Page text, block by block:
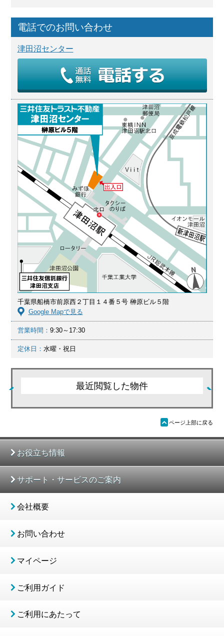
電話でのお問い合わせ
津田沼センター
千葉県船橋市前原西２丁目１４番５号 榊原ビル５階
Google Mapで見る
営業時間： 9:30～17:30
定休日： 水曜・祝日
最近閲覧した物件
ü ページ上部に戻る
お役立ち情報
サポート・サービスのご案内
会社概要
お問い合わせ
マイページ
ご利用ガイド
ご利用にあたって